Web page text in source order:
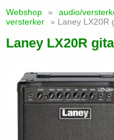
Webshop » audio/
versterker
» Laney LX20R
Laney LX20R